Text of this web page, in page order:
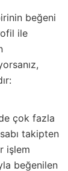
beğeni
ile
çok fazla
takipten
işlem
beğenilen